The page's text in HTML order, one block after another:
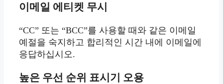
이메일 에티켓 무시
“CC” 또는 “BCC”를 사용할 때와 같은 이메일
예절을 숙지하고 합리적인 시간 내에 이메일에
응답하십시오.
높은 우선 순위 표시기 오용